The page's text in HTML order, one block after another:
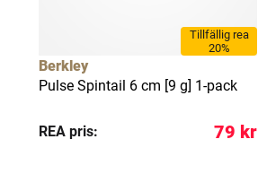
Tillfällig rea
20%
Berkley
Pulse Spintail 6 cm [9 g] 1-pack
REA pris: 79 kr